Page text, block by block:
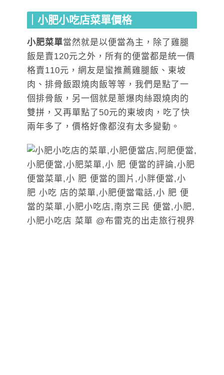
｜小肥小吃店菜單價格
小肥菜單當然就是以便當為主，除了雞腿
飯是賣120元之外，所有的便當都是統一價
格賣110元，網友是蠻推薦雞腿飯、東坡
肉、排骨飯跟燒肉飯等等，我們是點了一
個排骨飯，另一個就是蔥爆肉絲跟燒肉的
雙拼，又再單點了50元的東坡肉，吃了快
兩年多了，價格好像都沒有太多變動。